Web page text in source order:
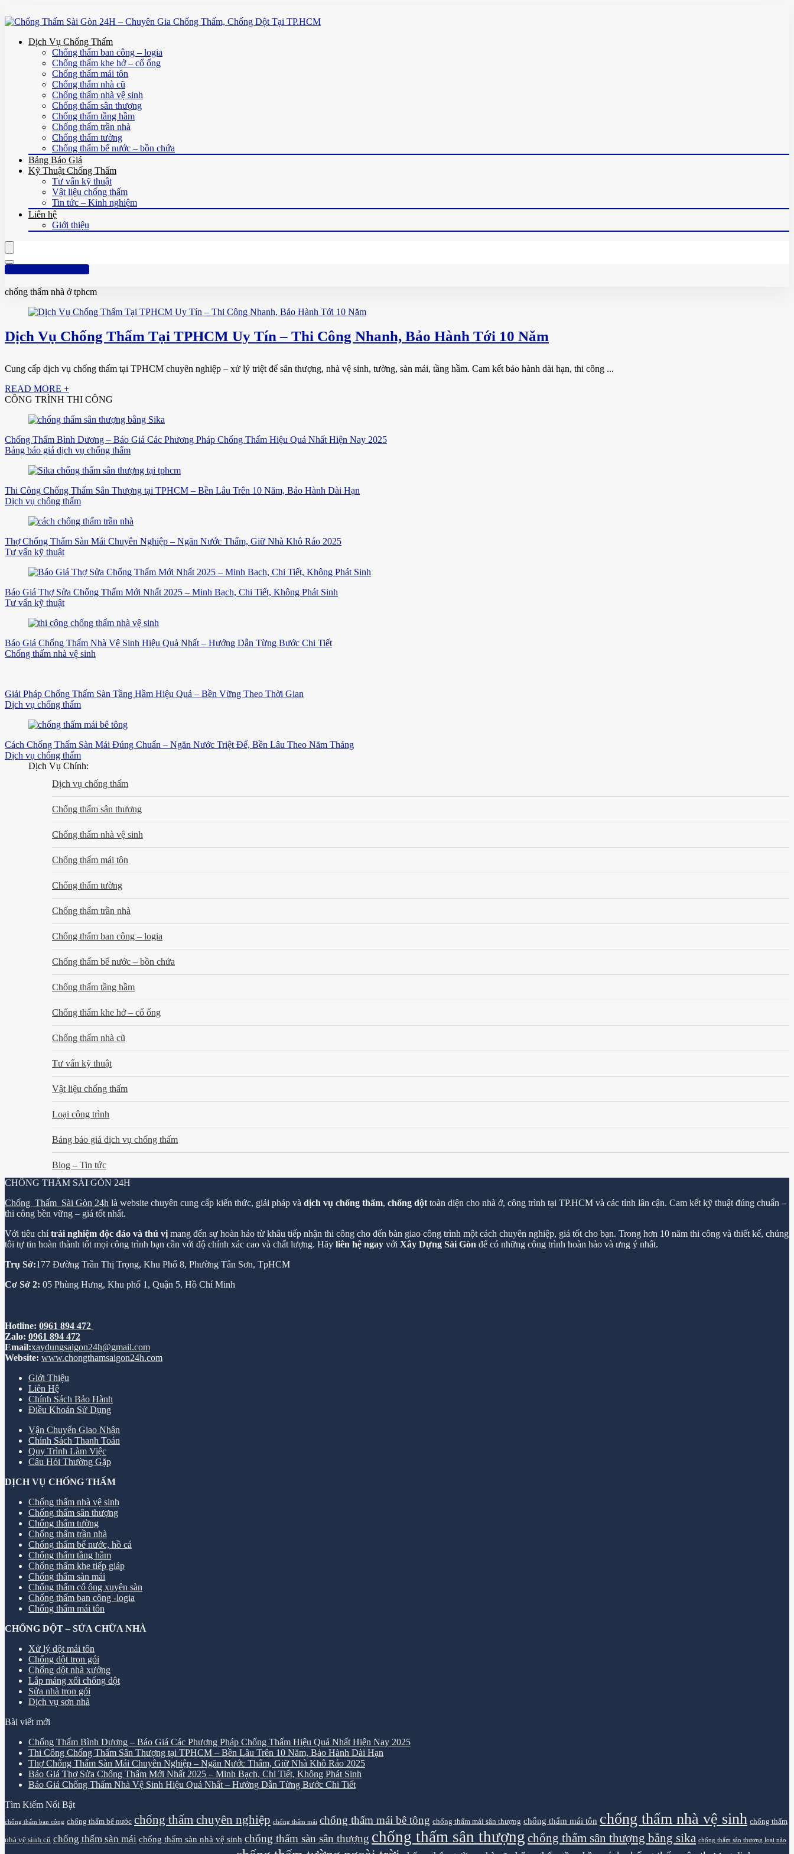
Dịch Vụ Chống Thấm
Chống thấm ban công – logia
Chống thấm khe hở – cổ ống
Chống thấm mái tôn
Chống thấm nhà cũ
Chống thấm nhà vệ sinh
Chống thấm sân thượng
Chống thấm tầng hầm
Chống thấm trần nhà
Chống thấm tường
Chống thấm bể nước – bồn chứa
Bảng Báo Giá
Kỹ Thuật Chống Thấm
Tư vấn kỹ thuật
Vật liệu chống thấm
Tin tức – Kinh nghiệm
Liên hệ
Giới thiệu
Hotline: 0961 894 472
chống thấm nhà ở tphcm
Dịch Vụ Chống Thấm Tại TPHCM Uy Tín – Thi Công Nhanh, Bảo Hành Tới 10 Năm
Cung cấp dịch vụ chống thấm tại TPHCM chuyên nghiệp – xử lý triệt để sân thượng, nhà vệ sinh, tường, sàn mái, tầng hầm. Cam kết bảo hành dài hạn, thi công ...
READ MORE +
CÔNG TRÌNH THI CÔNG
Chống Thấm Bình Dương – Báo Giá Các Phương Pháp Chống Thấm Hiệu Quả Nhất Hiện Nay 2025
Bảng báo giá dịch vụ chống thấm
Thi Công Chống Thấm Sân Thượng tại TPHCM – Bền Lâu Trên 10 Năm, Bảo Hành Dài Hạn
Dịch vụ chống thấm
Thợ Chống Thấm Sàn Mái Chuyên Nghiệp – Ngăn Nước Thấm, Giữ Nhà Khô Ráo 2025
Tư vấn kỹ thuật
Báo Giá Thợ Sửa Chống Thấm Mới Nhất 2025 – Minh Bạch, Chi Tiết, Không Phát Sinh
Tư vấn kỹ thuật
Báo Giá Chống Thấm Nhà Vệ Sinh Hiệu Quả Nhất – Hướng Dẫn Từng Bước Chi Tiết
Chống thấm nhà vệ sinh
Giải Pháp Chống Thấm Sàn Tầng Hầm Hiệu Quả – Bền Vững Theo Thời Gian
Dịch vụ chống thấm
Cách Chống Thấm Sàn Mái Đúng Chuẩn – Ngăn Nước Triệt Để, Bền Lâu Theo Năm Tháng
Dịch vụ chống thấm
Dịch Vụ Chính:
Dịch vụ chống thấm
Chống thấm sân thượng
Chống thấm nhà vệ sinh
Chống thấm mái tôn
Chống thấm tường
Chống thấm trần nhà
Chống thấm ban công – logia
Chống thấm bể nước – bồn chứa
Chống thấm tầng hầm
Chống thấm khe hở – cổ ống
Chống thấm nhà cũ
Tư vấn kỹ thuật
Vật liệu chống thấm
Loại công trình
Bảng báo giá dịch vụ chống thấm
Blog – Tin tức
CHỐNG THẤM SÀI GÒN 24H
Chống Thấm Sài Gòn 24h là website chuyên cung cấp kiến thức, giải pháp và dịch vụ chống thấm, chống dột toàn diện cho nhà ở, công trình tại TP.HCM và các tỉnh lân cận. Cam kết kỹ thuật đúng chuẩn –
thi công bền vững – giá tốt nhất.
Với tiêu chítrải nghiệm độc đáo và thú vị mang đến sự hoàn hảo từ khâu tiếp nhận thi công cho đến bàn giao công trình một cách chuyên nghiệp, giá tốt cho bạn. Trong hơn 10 năm thi công và thiết kế, chúng
tôi tự tin hoàn thành tốt mọi công trình bạn cần với độ chính xác cao và chất lượng. Hãy liên hệ ngay với Xây Dựng Sài Gòn để có những công trình hoàn hảo và ưng ý nhất.
Trụ Sở:177 Đường Trần Thị Trọng, Khu Phố 8, Phường Tân Sơn, TpHCM
Cơ Sở 2: 05 Phùng Hưng, Khu phố 1, Quận 5, Hồ Chí Minh
Hotline: 0961 894 472
Zalo: 0961 894 472
Email:xaydungsaigon24h@gmail.com
Website: www.chongthamsaigon24h.com
Giới Thiệu
Liên Hệ
Chính Sách Bảo Hành
Điều Khoản Sử Dụng
Vận Chuyển Giao Nhận
Chính Sách Thanh Toán
Quy Trình Làm Việc
Câu Hỏi Thường Gặp
DỊCH VỤ CHỐNG THẤM
Chống thấm nhà vệ sinh
Chống thấm sân thượng
Chống thấm tường
Chống thấm trần nhà
Chống thấm bể nước, hồ cá
Chống thấm tầng hầm
Chống thấm khe tiếp giáp
Chống thấm sàn mái
Chống thấm cổ ống xuyên sàn
Chống thấm ban công -logia
Chống thấm mái tôn
CHỐNG DỘT – SỬA CHỮA NHÀ
Xử lý dột mái tôn
Chống dột trọn gói
Chống dột nhà xưởng
Lắp máng xối chống dột
Sửa nhà trọn gói
Dịch vụ sơn nhà
Bài viết mới
Chống Thấm Bình Dương – Báo Giá Các Phương Pháp Chống Thấm Hiệu Quả Nhất Hiện Nay 2025
Thi Công Chống Thấm Sân Thượng tại TPHCM – Bền Lâu Trên 10 Năm, Bảo Hành Dài Hạn
Thợ Chống Thấm Sàn Mái Chuyên Nghiệp – Ngăn Nước Thấm, Giữ Nhà Khô Ráo 2025
Báo Giá Thợ Sửa Chống Thấm Mới Nhất 2025 – Minh Bạch, Chi Tiết, Không Phát Sinh
Báo Giá Chống Thấm Nhà Vệ Sinh Hiệu Quả Nhất – Hướng Dẫn Từng Bước Chi Tiết
Tìm Kiếm Nổi Bật
chống thấm ban công chống thấm bể nước chống thấm chuyên nghiệp chống thấm mái chống thấm mái bê tông chống thấm mái sân thượng chống thấm mái tôn chống thấm nhà vệ sinh chống thấm
nhà vệ sinh cũ chống thấm sàn mái chống thấm sàn nhà vệ sinh chống thấm sàn sân thượng chống thấm sân thượng chống thấm sân thượng bằng sika chống thấm sân thượng loại nào